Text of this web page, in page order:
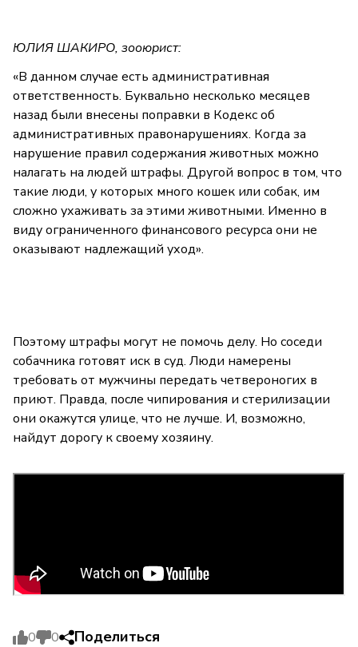
ЮЛИЯ ШАКИРО, зооюрист:
«В данном случае есть административная
ответственность. Буквально несколько месяцев
назад были внесены поправки в Кодекс об
административных правонарушениях. Когда за
нарушение правил содержания животных можно
налагать на людей штрафы. Другой вопрос в том, что
такие люди, у которых много кошек или собак, им
сложно ухаживать за этими животными. Именно в
виду ограниченного финансового ресурса они не
оказывают надлежащий уход».
Поэтому штрафы могут не помочь делу. Но соседи
собачника готовят иск в суд. Люди намерены
требовать от мужчины передать четвероногих в
приют. Правда, после чипирования и стерилизации
они окажутся улице, что не лучше. И, возможно,
найдут дорогу к своему хозяину.
0 0 Поделиться